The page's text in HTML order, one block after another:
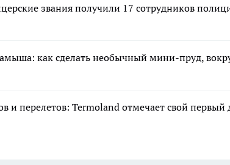
звания получили 17 сотрудников
как сделать необычный мини-пруд,
и перелетов: Termoland отмечает свой